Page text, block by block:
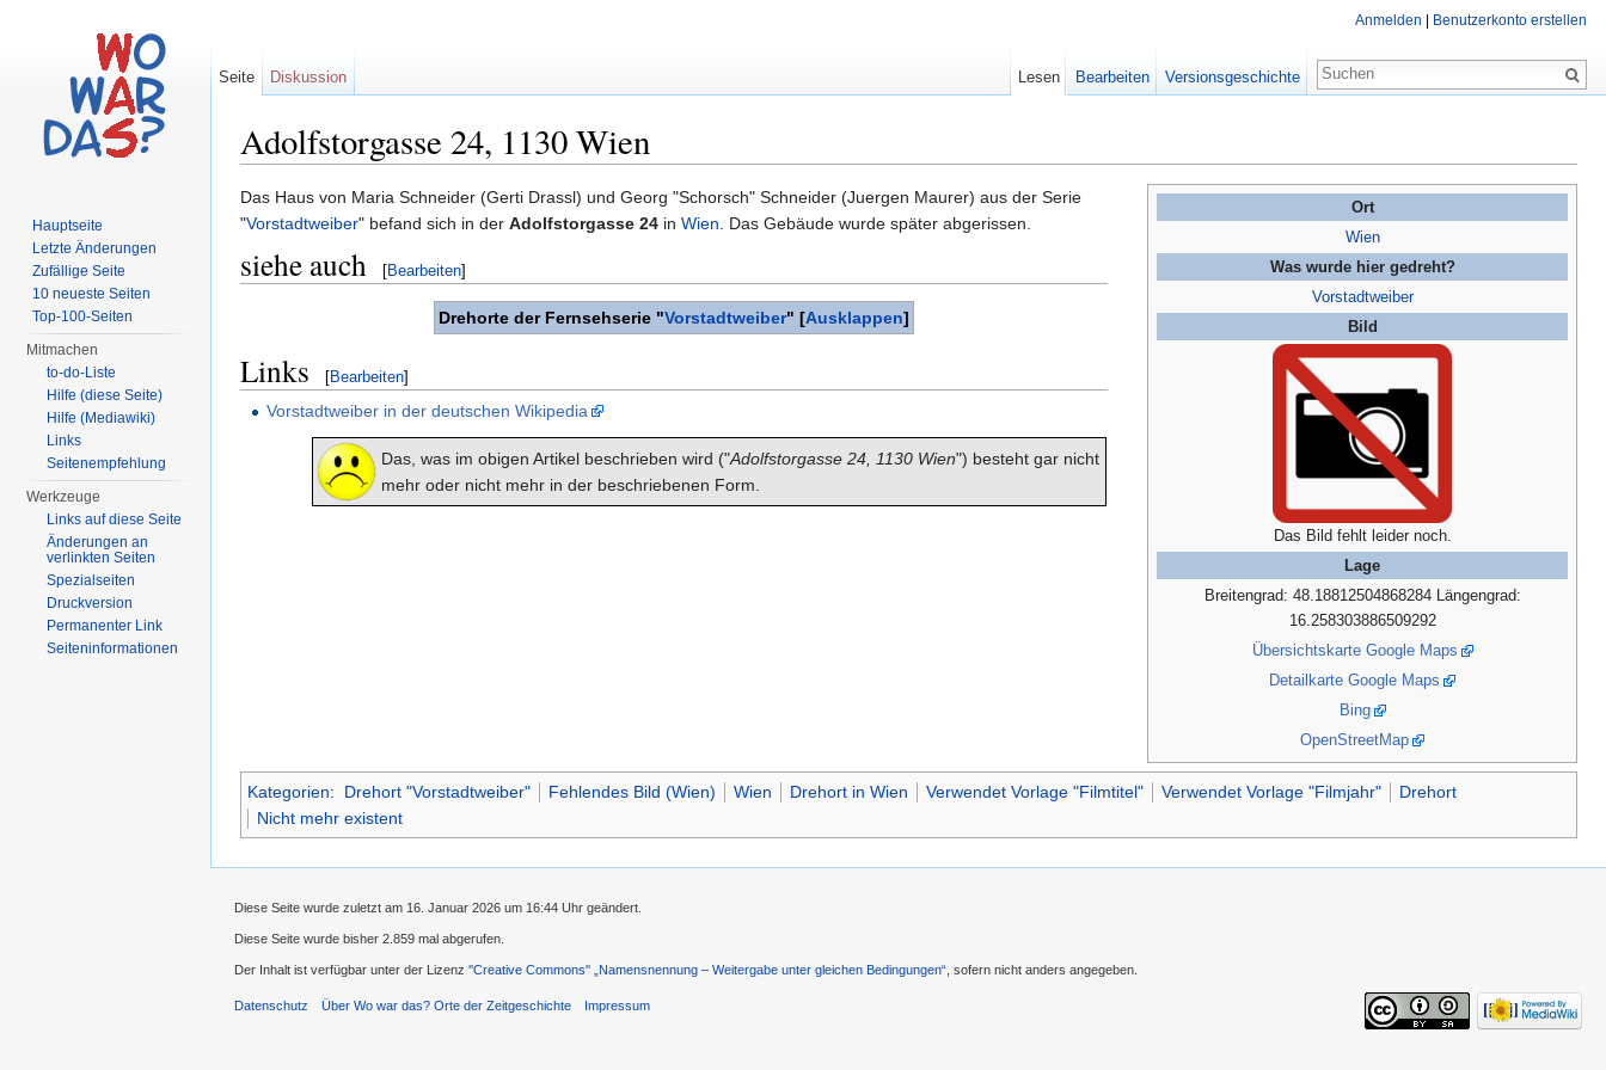
Adolfstorgasse 24, 1130 Wien
Ort
Wien
Was wurde hier gedreht?
Vorstadtweiber
Bild
Das Bild fehlt leider noch.
Lage
Breitengrad: 48.18812504868284 Längengrad:
16.258303886509292
Übersichtskarte Google Maps
Detailkarte Google Maps
Bing
OpenStreetMap
Das Haus von Maria Schneider (Gerti Drassl) und Georg "Schorsch" Schneider (Juergen Maurer) aus der Serie
"Vorstadtweiber" befand sich in der Adolfstorgasse 24 in Wien. Das Gebäude wurde später abgerissen.
siehe auch [Bearbeiten]
[Ausklappen]
Drehorte der Fernsehserie "Vorstadtweiber"
Links [Bearbeiten]
Vorstadtweiber in der deutschen Wikipedia
Das, was im obigen Artikel beschrieben wird ("Adolfstorgasse 24, 1130 Wien") besteht gar nicht
mehr oder nicht mehr in der beschriebenen Form.
Kategorien: Drehort "Vorstadtweiber" Fehlendes Bild (Wien) Wien Drehort in Wien Verwendet Vorlage "Filmtitel" Verwendet Vorlage "Filmjahr"
Drehort
Nicht mehr existent
Anmelden Benutzerkonto erstellen
Seite Diskussion Lesen Bearbeiten Versionsgeschichte
Hauptseite
Letzte Änderungen
Zufällige Seite
10 neueste Seiten
Top-100-Seiten
Mitmachen
to-do-Liste
Hilfe (diese Seite)
Hilfe (Mediawiki)
Links
Seitenempfehlung
Werkzeuge
Links auf diese Seite
Änderungen an
verlinkten Seiten
Spezialseiten
Druckversion
Permanenter Link
Seiteninformationen
Diese Seite wurde zuletzt am 16. Januar 2026 um 16:44 Uhr geändert.
Diese Seite wurde bisher 2.859 mal abgerufen.
Der Inhalt ist verfügbar unter der Lizenz ''Creative Commons'' „Namensnennung – Weitergabe unter gleichen Bedingungen“ , sofern nicht anders angegeben.
Datenschutz Über Wo war das? Orte der Zeitgeschichte Impressum